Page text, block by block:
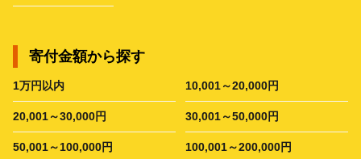
寄付金額から探す
1万円以内 10,001～20,000円
20,001～30,000円 30,001～50,000円
50,001～100,000円 100,001～200,000円